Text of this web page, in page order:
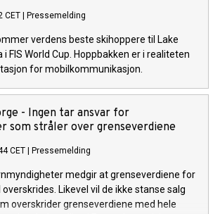
CET | Pressemelding
verdens beste skihoppere til Lake
i FIS World Cup. Hoppbakken er i realiteten
for mobilkommunikasjon.
- Ingen tar ansvar for
som stråler over grenseverdiene
CET | Pressemelding
medgir at grenseverdiene for
Likevel vil de ikke stanse salg
overskrider grenseverdiene med hele